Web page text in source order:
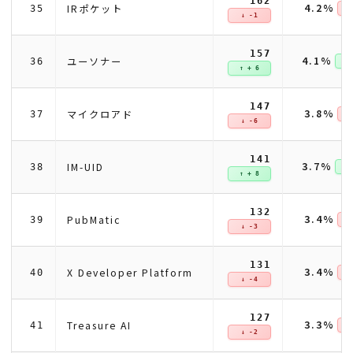
35 IRポケット ↓ -1 4.2%
36 ユーソナー
157
↑ + 6 4.1%
37 マイクロアド
147
↓ -6 3.8%
38 IM-UID
141
↑ + 8 3.7%
39 PubMatic
132
↓ -3 3.4%
40 X Developer Platform
131
↓ -4 3.4%
41 Treasure AI
127
↓ -2 3.3%